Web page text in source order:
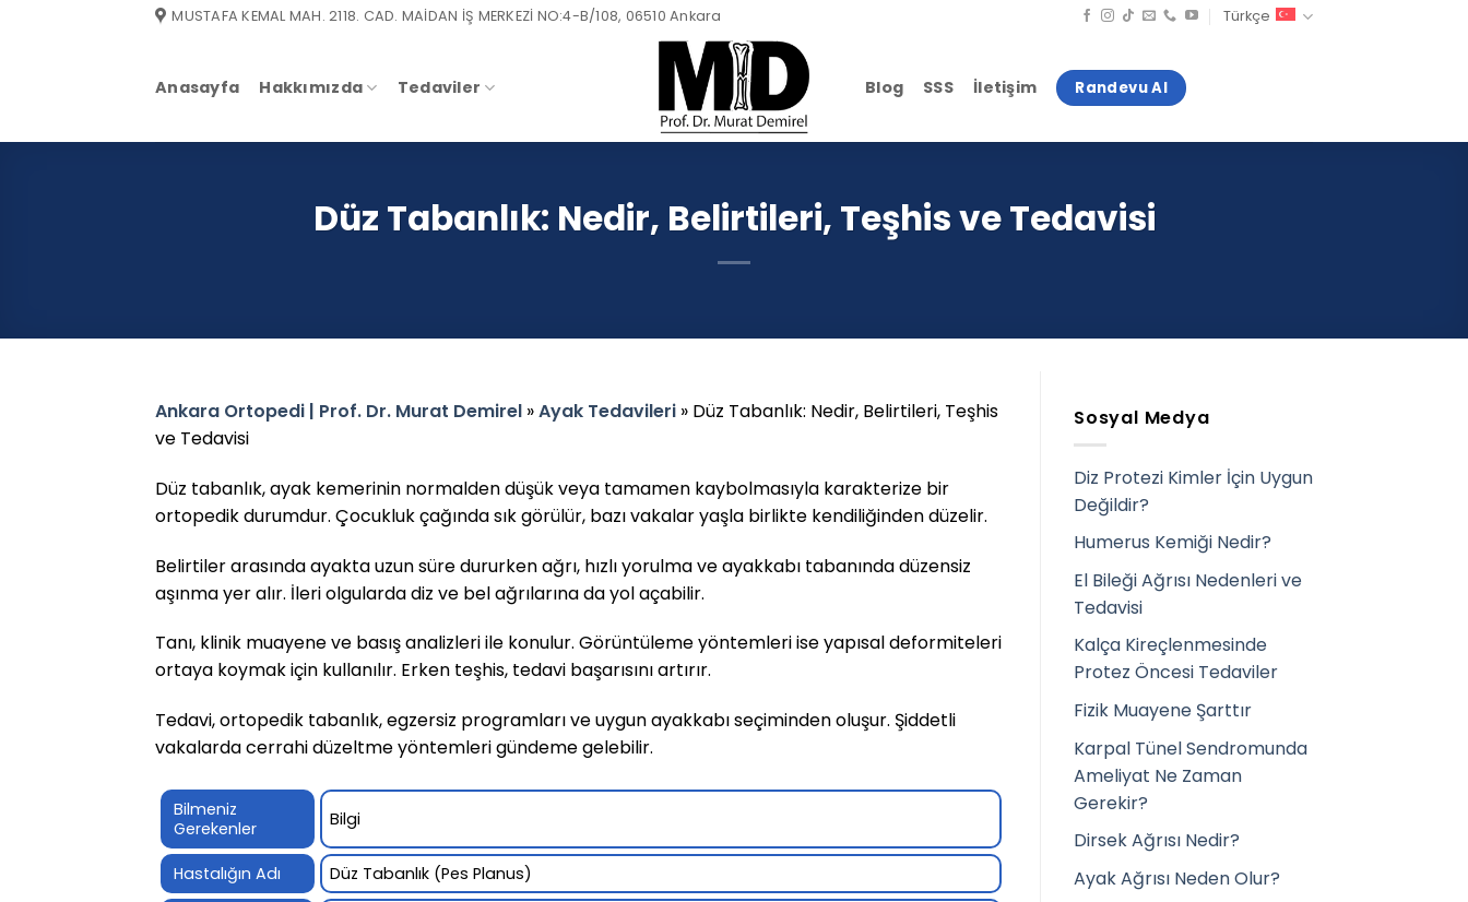
MUSTAFA KEMAL MAH. 2118. CAD. MAİDAN İŞ MERKEZİ NO:4-B/108, 06510 Ankara Türkçe
Anasayfa Hakkımızda Tedaviler Blog SSS İletişim Randevu Al
Düz Tabanlık: Nedir, Belirtileri, Teşhis ve Tedavisi
Ankara Ortopedi | Prof. Dr. Murat Demirel »Ayak Tedavileri » Düz Tabanlık: Nedir, Belirtileri, Teşhis
ve Tedavisi
Düz tabanlık, ayak kemerinin normalden düşük veya tamamen kaybolmasıyla karakterize bir
ortopedik durumdur. Çocukluk çağında sık görülür, bazı vakalar yaşla birlikte kendiliğinden düzelir.
Belirtiler arasında ayakta uzun süre dururken ağrı, hızlı yorulma ve ayakkabı tabanında düzensiz
aşınma yer alır. İleri olgularda diz ve bel ağrılarına da yol açabilir.
Tanı, klinik muayene ve basış analizleri ile konulur. Görüntüleme yöntemleri ise yapısal deformiteleri
ortaya koymak için kullanılır. Erken teşhis, tedavi başarısını artırır.
Tedavi, ortopedik tabanlık, egzersiz programları ve uygun ayakkabı seçiminden oluşur. Şiddetli
vakalarda cerrahi düzeltme yöntemleri gündeme gelebilir.
Bilmeniz
Gerekenler
Bilgi
Hastalığın Adı Düz Tabanlık (Pes Planus)
Sosyal Medya
Diz Protezi Kimler İçin Uygun
Değildir?
Humerus Kemiği Nedir?
El Bileği Ağrısı Nedenleri ve
Tedavisi
Kalça Kireçlenmesinde
Protez Öncesi Tedaviler
Fizik Muayene Şarttır
Karpal Tünel Sendromunda
Ameliyat Ne Zaman
Gerekir?
Dirsek Ağrısı Nedir?
Ayak Ağrısı Neden Olur?